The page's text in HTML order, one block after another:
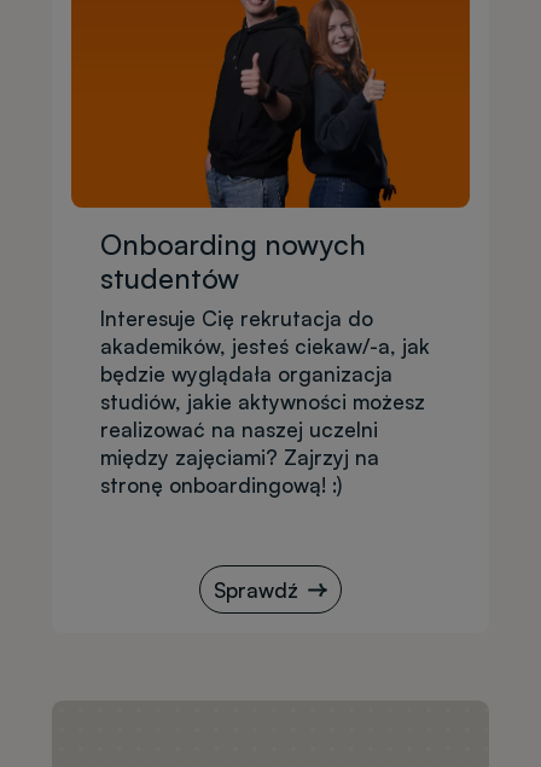
Onboarding nowych
studentów
Interesuje Cię rekrutacja do
akademików, jesteś ciekaw/-a, jak
będzie wyglądała organizacja
studiów, jakie aktywności możesz
realizować na naszej uczelni
między zajęciami? Zajrzyj na
stronę onboardingową! :)
Sprawdź